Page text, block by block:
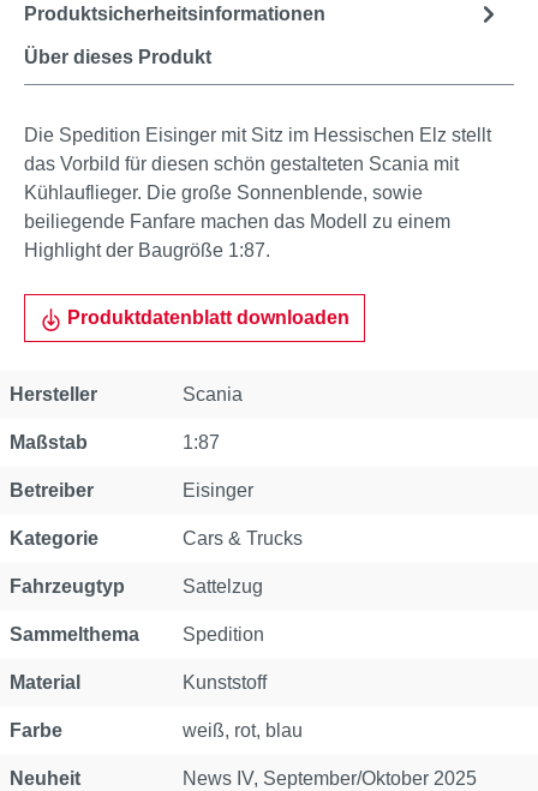
Über dieses Produkt
Produktsicherheitsinformationen
Die Spedition Eisinger mit Sitz im Hessischen Elz stellt
das Vorbild für diesen schön gestalteten Scania mit
Kühlauflieger. Die große Sonnenblende, sowie
beiliegende Fanfare machen das Modell zu einem
Highlight der Baugröße 1:87.
Produktdatenblatt downloaden
Eigenschaft
Hersteller Scania
Maßstab 1:87
Betreiber Eisinger
Kategorie Cars & Trucks
Fahrzeugtyp Sattelzug
Sammelthema Spedition
Material Kunststoff
Farbe weiß, rot, blau
Neuheit News IV, September/Oktober 2025